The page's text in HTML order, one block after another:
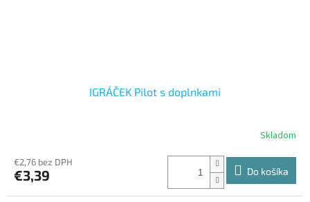
IGRÁČEK Pilot s doplnkami
Skladom
€2,76 bez DPH
€3,39 Do košíka